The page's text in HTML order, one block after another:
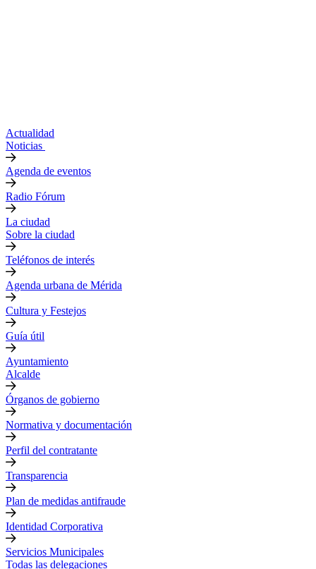
Actualidad
Noticias
Agenda de eventos
Radio Fórum
La ciudad
Sobre la ciudad
Teléfonos de interés
Agenda urbana de Mérida
Cultura y Festejos
Guía útil
Ayuntamiento
Alcalde
Órganos de gobierno
Normativa y documentación
Perfil del contratante
Transparencia
Plan de medidas antifraude
Identidad Corporativa
Servicios Municipales
Todas las delegaciones